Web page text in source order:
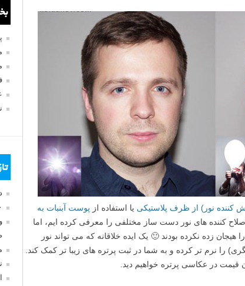
کننده نور) از ظرف پلاستیکی یا استفاده از پوست آبنبات به
کننده های نور دست ساز مختلفی را معرفی کرده ایم، اما
هیجان زده نکرده بودند 🙂 یک ایده خلاقانه که می تواند نور
را نرم تر کرده و به شما در ثبت پرتره های زیبا تر کمک کند.
قیمت در عکاسی پرتره خواهیم دید.
۶۰